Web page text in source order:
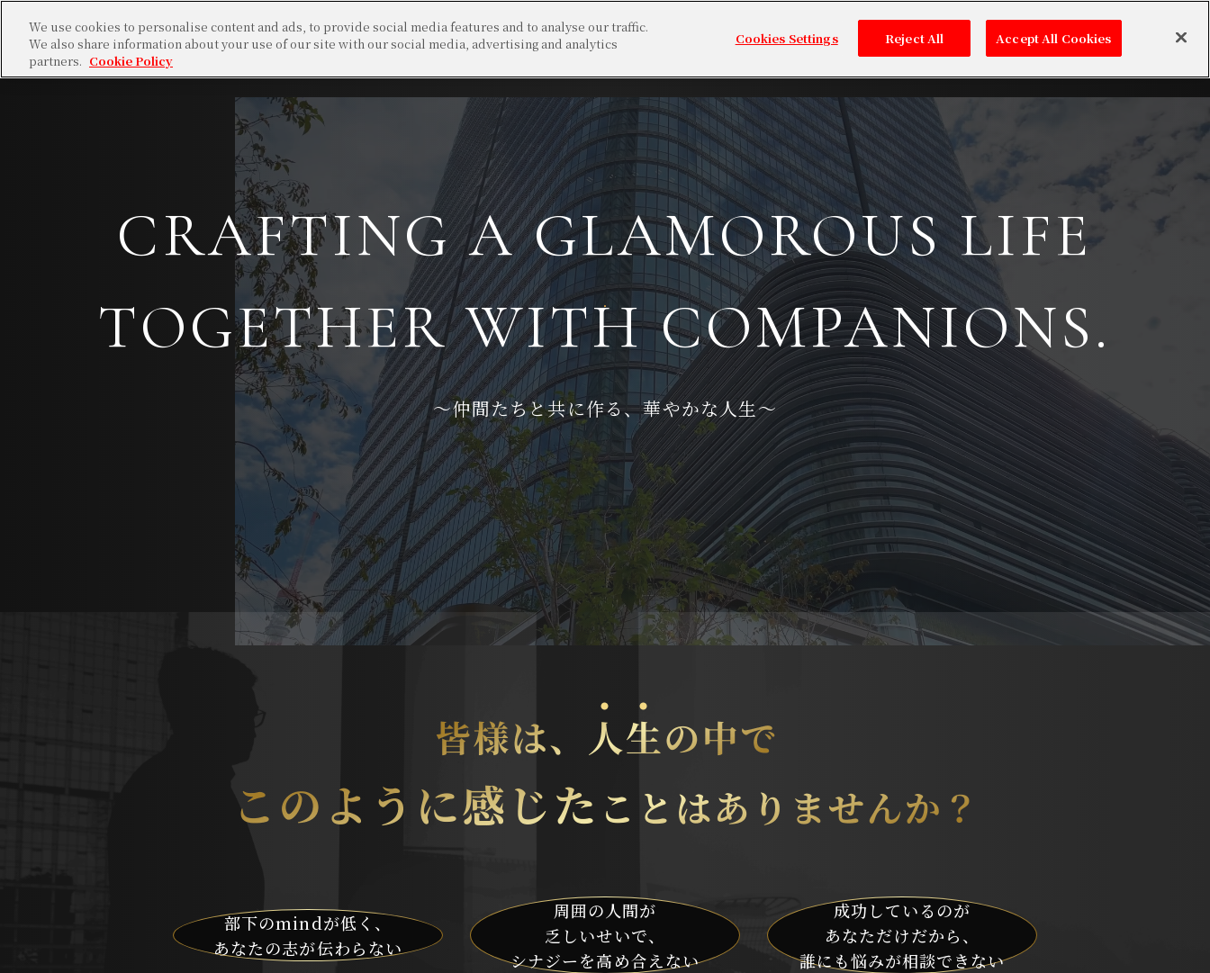
CRAFTING A GLAMOROUS LIFE
TOGETHERWITH COMPANIONS.
〜仲間たちと共に作る、華やかな人生〜
部下のmindが低く、
あなたの志が伝わらない
周囲の人間が
乏しいせいで、
シナジーを高め合えない
成功しているのが
あなただけだから、
誰にも悩みが相談できない
We use cookies to personalise content and ads, to provide social media features and to analyse our traffic.
We also share information about your use of our site with our social media, advertising and analytics
partners. Cookie Policy
Cookies Settings Reject All Accept All Cookies